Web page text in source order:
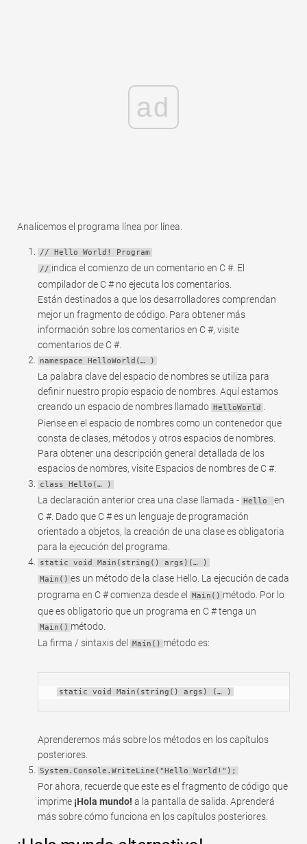
ad
Analicemos el programa línea por línea.
// Hello World! Program
// indica el comienzo de un comentario en C #. El
compilador de C # no ejecuta los comentarios.
Están destinados a que los desarrolladores comprendan
mejor un fragmento de código. Para obtener más
información sobre los comentarios en C #, visite
comentarios de C #.
namespace HelloWorld(… )
La palabra clave del espacio de nombres se utiliza para
definir nuestro propio espacio de nombres. Aquí estamos
creando un espacio de nombres llamado HelloWorld
Piense en el espacio de nombres como un contenedor que
consta de clases, métodos y otros espacios de nombres.
Para obtener una descripción general detallada de los
espacios de nombres, visite Espacios de nombres de C #.
class Hello(… )
La declaración anterior crea una clase llamada - Hello
en
C #. Dado que C # es un lenguaje de programación
orientado a objetos, la creación de una clase es obligatoria
para la ejecución del programa.
static void Main(string() args)(… )
Main() es un método de la clase Hello. La ejecución de cada
programa en C # comienza desde el
Main() método. Por lo
que es obligatorio que un programa en C # tenga un
Main() método.
La firma / sintaxis del
Main() método es:
static void Main(string() args) (… )
Aprenderemos más sobre los métodos en los capítulos
posteriores.
System.Console.WriteLine("Hello World!");
Por ahora, recuerde que este es el fragmento de código que
imprime ¡Hola mundo! a la pantalla de salida. Aprenderá
más sobre cómo funciona en los capítulos posteriores.